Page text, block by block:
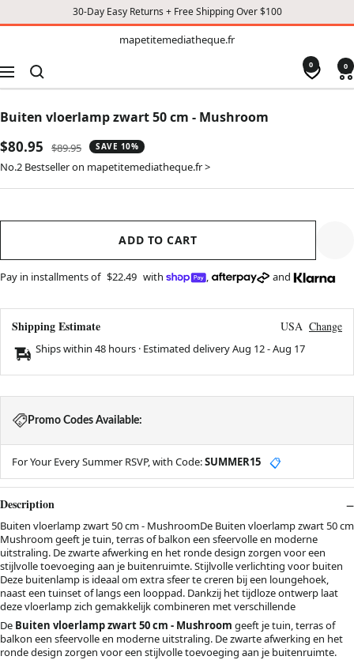
30-Day Easy Returns + Free Shipping Over $100
mapetitemediatheque.fr
Navigation
0 0
Buiten vloerlamp zwart 50 cm - Mushroom
Sale
price
$80.95
Regular
price
$89.95 SAVE 10%
No.2 Bestseller on mapetitemediatheque.fr >
ADD TO CART
Pay in installments of $22.49 with , and
Shipping Estimate USA Change
Ships within 48 hours · Estimated deliveryAug 12-Aug 17
Promo Codes Available:
For Your Every Summer RSVP, with Code:SUMMER15 📋
Description
Buiten vloerlamp zwart 50 cm - MushroomDe Buiten vloerlamp zwart 50 cm
Mushroom geeft je tuin, terras of balkon een sfeervolle en moderne
uitstraling. De zwarte afwerking en het ronde design zorgen voor een
stijlvolle toevoeging aan je buitenruimte. Stijlvolle verlichting voor buiten
Deze buitenlamp is ideaal om extra sfeer te creren bij een loungehoek,
naast een tuinset of langs een looppad. Dankzij het tijdloze ontwerp laat
deze vloerlamp zich gemakkelijk combineren met verschillende
De Buiten vloerlamp zwart 50 cm - Mushroom geeft je tuin, terras of
balkon een sfeervolle en moderne uitstraling. De zwarte afwerking en het
ronde design zorgen voor een stijlvolle toevoeging aan je buitenruimte.